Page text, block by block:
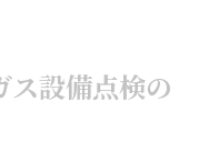
ス設備点検の